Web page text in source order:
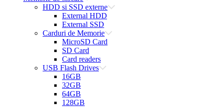
HDD si SSD externe
External HDD
External SSD
Carduri de Memorie
MicroSD Card
SD Card
Card readers
USB Flash Drives
16GB
32GB
64GB
128GB